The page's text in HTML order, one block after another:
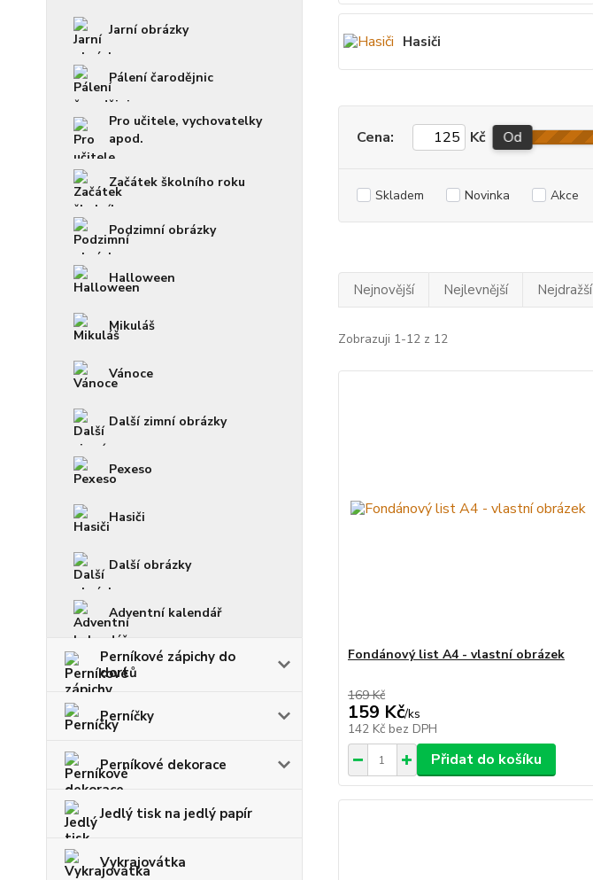
Jarní obrázky
Pálení čarodějnic
Pro učitele, vychovatelky
apod.
Začátek školního roku
Podzimní obrázky
Halloween
Mikuláš
Vánoce
Další zimní obrázky
Pexeso
Hasiči
Další obrázky
Adventní kalendář
Perníkové zápichy do
dortů
Perníčky
Perníkové dekorace
Jedlý tisk na jedlý papír
Vykrajovátka
Hasiči
Cena: Kč Od
Skladem Novinka Akce
Nejnovější Nejlevnější Nejdražší
Zobrazuji 1-12 z 12
Fondánový list A4 - vlastní obrázek
169 Kč
159 Kč/ks
142 Kč bez DPH
Přidat do košíku